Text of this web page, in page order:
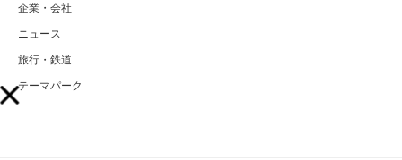
企業・会社
ニュース
旅行・鉄道
テーマパーク